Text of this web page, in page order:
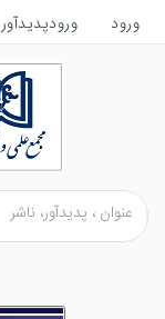
ورود ورودپدیدآور